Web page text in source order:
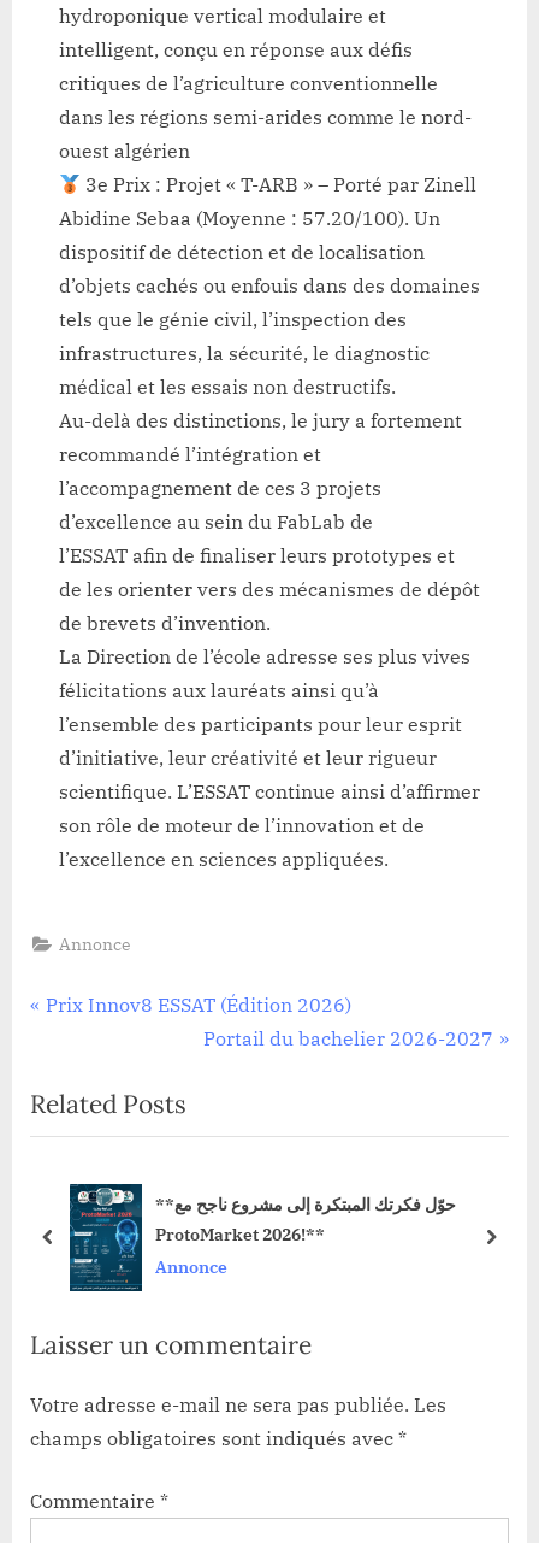
hydroponique vertical modulaire et
intelligent, conçu en réponse aux défis
critiques de l’agriculture conventionnelle
dans les régions semi-arides comme le nord-
ouest algérien
3e Prix : Projet « T-ARB » – Porté par Zinell
Abidine Sebaa (Moyenne : 57.20/100). Un
dispositif de détection et de localisation
d’objets cachés ou enfouis dans des domaines
tels que le génie civil, l’inspection des
infrastructures, la sécurité, le diagnostic
médical et les essais non destructifs.
Au-delà des distinctions, le jury a fortement
recommandé l’intégration et
l’accompagnement de ces 3 projets
d’excellence au sein du FabLab de
l’ESSAT afin de finaliser leurs prototypes et
de les orienter vers des mécanismes de dépôt
de brevets d’invention.
La Direction de l’école adresse ses plus vives
félicitations aux lauréats ainsi qu’à
l’ensemble des participants pour leur esprit
d’initiative, leur créativité et leur rigueur
scientifique. L’ESSAT continue ainsi d’affirmer
son rôle de moteur de l’innovation et de
l’excellence en sciences appliquées.
Annonce
Navigation
l’article
P
v
i
s
s
:
Prix Innov8 ESSAT (Édition 2026)
N
t
o
s
t
Portail du bachelier 2026-2027
Related Posts
**حوّل فكرتك المبتكرة إلى مشروع ناجح مع
ProtoMarket 2026!**
Annonce
prev next
Laisser un commentaire
Votre adresse e-mail ne sera pas publiée. Les
champs obligatoires sont indiqués avec *
Commentaire *